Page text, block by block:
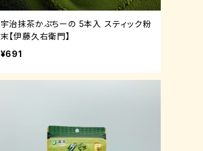
宇治抹茶かぷちーの 5本入 スティック粉
末【伊藤久右衛門】
¥691